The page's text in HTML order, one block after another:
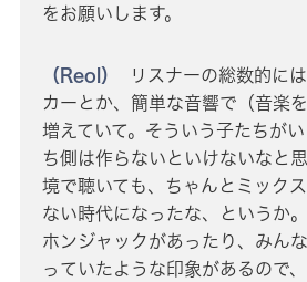
をお願いします。
（Reol）
リスナーの総数的に
カーとか、簡単な音響で（音楽
増えていて。そういう子たちが
ち側は作らないといけないなと
境で聴いても、ちゃんとミック
ない時代になったな、というか
ホンジャックがあったり、みん
っていたような印象があるので